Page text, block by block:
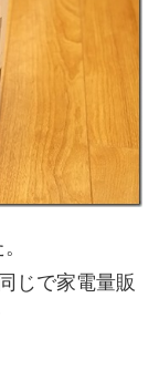
じで家電量販